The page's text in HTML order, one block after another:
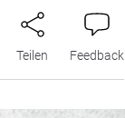
Teilen Feedback